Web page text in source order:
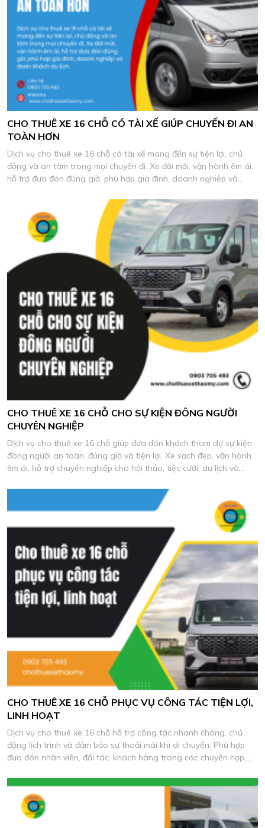
CHO THUÊ XE 16 CHỖ CÓ TÀI XẾ GIÚP CHUYẾN ĐI AN
TOÀN HƠN
Dịch vụ cho thuê xe 16 chỗ có tài xế mang đến sự tiện lợi, chủ
động và an tâm trong mọi chuyến đi. Xe đời mới, vận hành êm ái,
hỗ trợ đưa đón đúng giờ, phù hợp gia đình, doanh nghiệp và
CHO THUÊ XE 16 CHỖ CHO SỰ KIỆN ĐÔNG NGƯỜI
CHUYÊN NGHIỆP
Dịch vụ cho thuê xe 16 chỗ giúp đưa đón khách tham dự sự kiện
đông người an toàn, đúng giờ và tiện lợi. Xe sạch đẹp, vận hành
êm ái, hỗ trợ chuyên nghiệp cho hội thảo, tiệc cưới, du lịch và
CHO THUÊ XE 16 CHỖ PHỤC VỤ CÔNG TÁC TIỆN LỢI,
LINH HOẠT
Dịch vụ cho thuê xe 16 chỗ hỗ trợ công tác nhanh chóng, chủ
động lịch trình và đảm bảo sự thoải mái khi di chuyển. Phù hợp
đưa đón nhân viên, đối tác, khách hàng trong các chuyến họp,